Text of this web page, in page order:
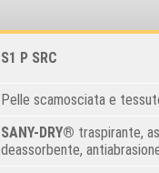
S1 P SRC
Pelle scamosciata e
SANY-DRY® traspirante,
deassorbente,